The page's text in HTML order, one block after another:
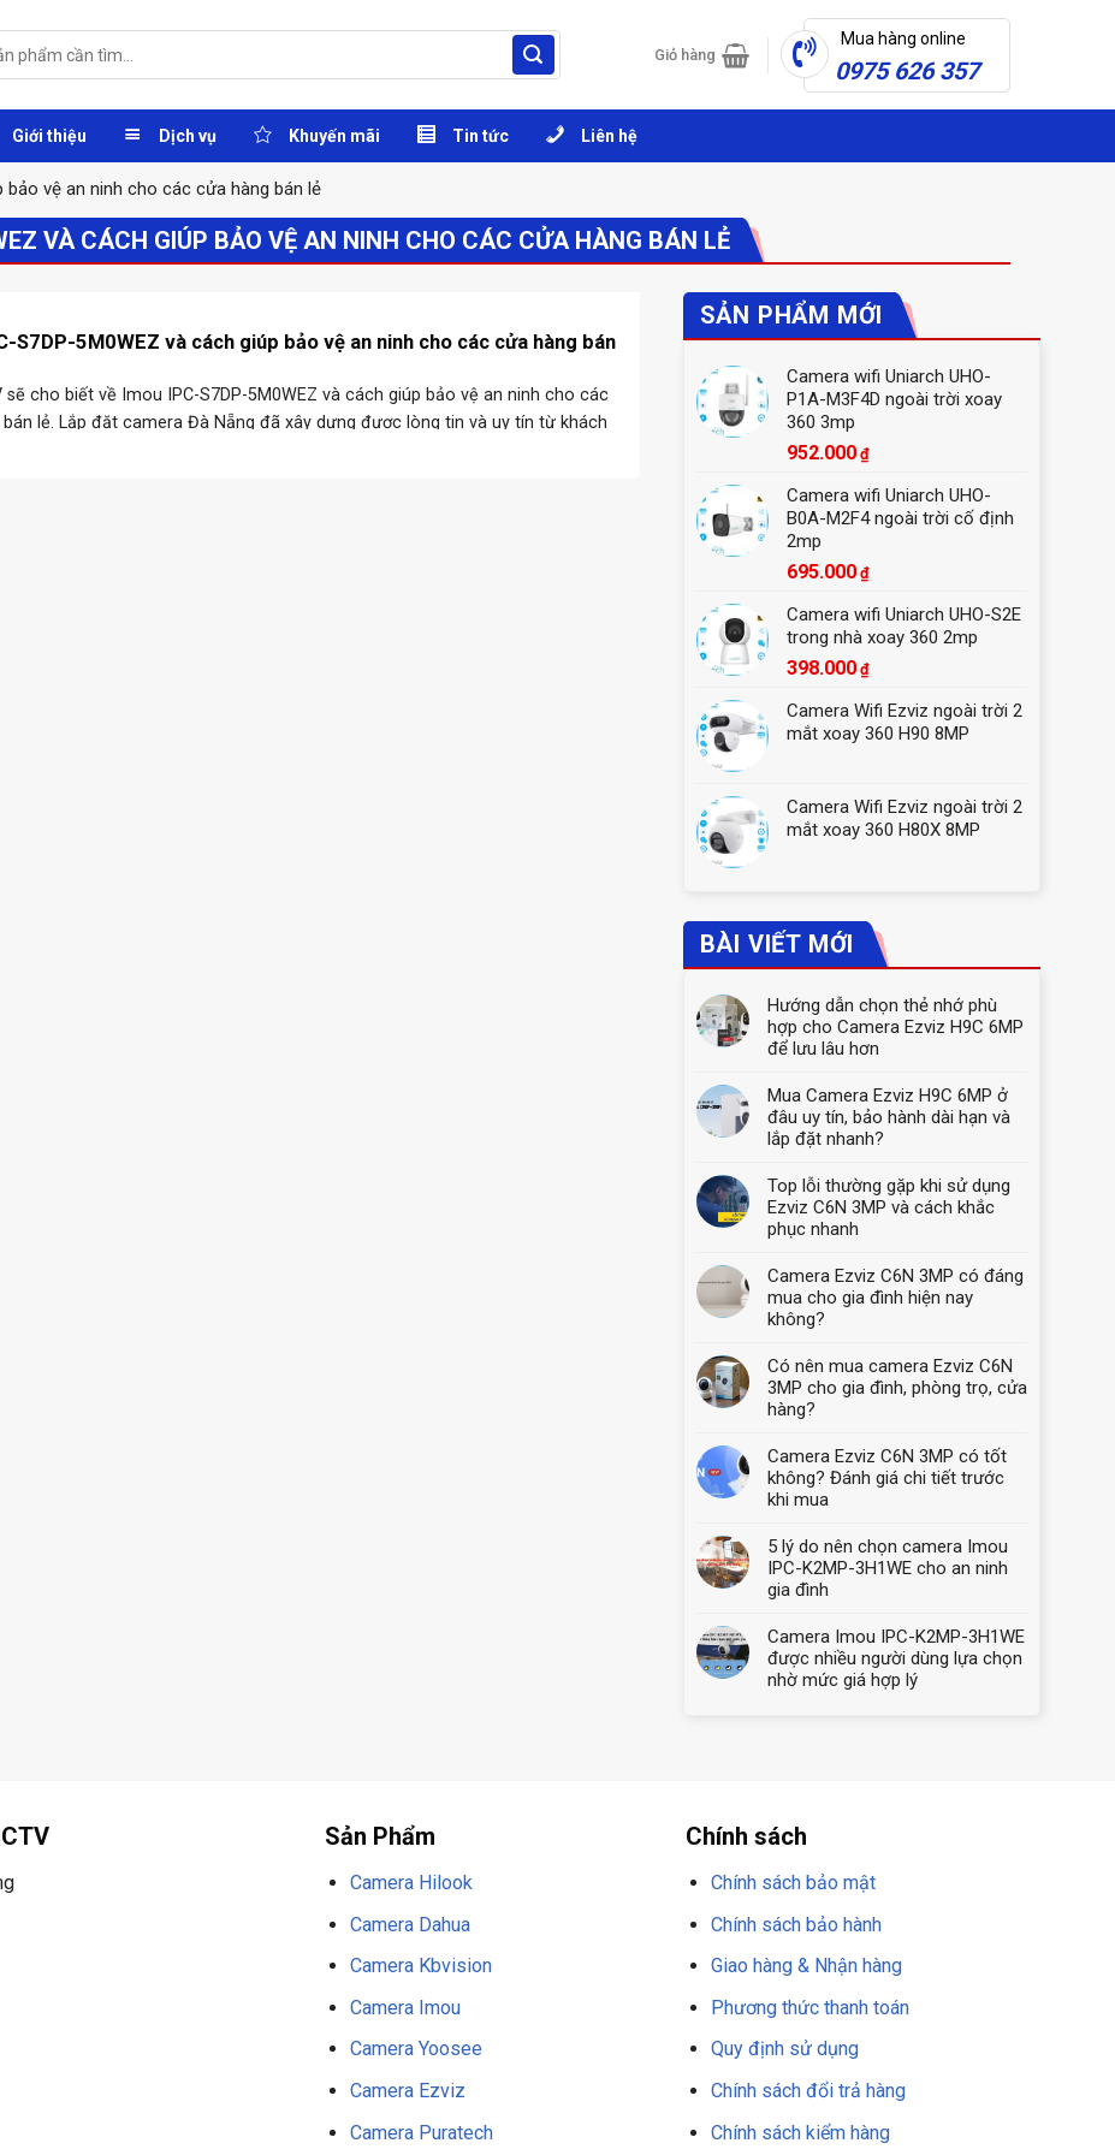
Giỏ hàng
Mua hàng online
0975 626 357
Giới thiệu Dịch vụ Khuyến mãi Tin tức Liên hệ
bảo vệ an ninh cho các cửa hàng bán lẻ
VÀ CÁCH GIÚP BẢO VỆ AN NINH CHO CÁC CỬA HÀNG BÁN LẺ
S7DP-5M0WEZ và cách giúp bảo vệ an ninh cho các cửa hàng bán
sẽ cho biết về Imou IPC-S7DP-5M0WEZ và cách giúp bảo vệ an ninh cho các
lẻ. Lắp đặt camera Đà Nẵng đã xây dựng được lòng tin và uy tín từ khách
SẢN PHẨM MỚI
Camera wifi Uniarch UHO-
P1A-M3F4D ngoài trời xoay
360 3mp
952.000 ₫
Camera wifi Uniarch UHO-
B0A-M2F4 ngoài trời cố định
2mp
695.000 ₫
Camera wifi Uniarch UHO-S2E
trong nhà xoay 360 2mp
398.000 ₫
Camera Wifi Ezviz ngoài trời 2
mắt xoay 360 H90 8MP
Camera Wifi Ezviz ngoài trời 2
mắt xoay 360 H80X 8MP
BÀI VIẾT MỚI
Hướng dẫn chọn thẻ nhớ phù
hợp cho Camera Ezviz H9C 6MP
để lưu lâu hơn
Mua Camera Ezviz H9C 6MP ở
đâu uy tín, bảo hành dài hạn và
lắp đặt nhanh?
Top lỗi thường gặp khi sử dụng
Ezviz C6N 3MP và cách khắc
phục nhanh
Camera Ezviz C6N 3MP có đáng
mua cho gia đình hiện nay
không?
Có nên mua camera Ezviz C6N
3MP cho gia đình, phòng trọ, cửa
hàng?
Camera Ezviz C6N 3MP có tốt
không? Đánh giá chi tiết trước
khi mua
5 lý do nên chọn camera Imou
IPC-K2MP-3H1WE cho an ninh
gia đình
Camera Imou IPC-K2MP-3H1WE
được nhiều người dùng lựa chọn
nhờ mức giá hợp lý
Sản Phẩm
Camera Hilook
Camera Dahua
Camera Kbvision
Camera Imou
Camera Yoosee
Camera Ezviz
Camera Puratech
Chính sách
Chính sách bảo mật
Chính sách bảo hành
Giao hàng & Nhận hàng
Phương thức thanh toán
Quy định sử dụng
Chính sách đổi trả hàng
Chính sách kiểm hàng